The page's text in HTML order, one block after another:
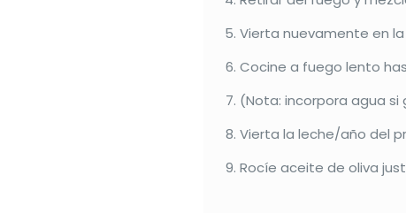
Vierta nuevamente en
Cocine a fuego lento
(Nota: incorpora agua si
Vierta la leche/año del
Rocíe aceite de oliva